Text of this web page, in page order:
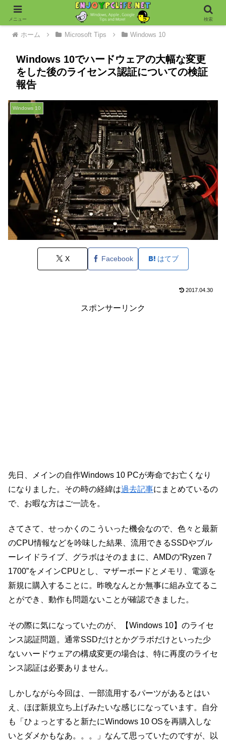
ホーム Microsoft Tips Windows 10
Windows 10でハードウェアの大幅な変更
をした後のライセンス認証についての検証
報告
Windows 10
X Facebook はてブ
2017.04.30
スポンサーリンク
先日、メインの自作Windows 10 PCが寿命でお亡くなり
になりました。その時の経緯は過去記事にまとめているの
で、お暇な方はご一読を。
さてさて、せっかくのこういった機会なので、色々と最新
のCPU情報などを吟味した結果、流用できるSSDやブル
ーレイドライブ、グラボはそのままに、AMDの“Ryzen 7
1700”をメインCPUとし、マザーボードとメモリ、電源を
新規に購入することに。昨晩なんとか無事に組み立てるこ
とができ、動作も問題ないことが確認できました。
その際に気になっていたのが、【Windows 10】のライセ
ンス認証問題。通常SSDだけとかグラボだけといった少
ないハードウェアの構成変更の場合は、特に再度のライセ
ンス認証は必要ありません。
しかしながら今回は、一部流用するパーツがあるとはい
え、ほぼ新規立ち上げみたいな感じになっています。自分
も「ひょっとすると新たにWindows 10 OSを再購入しな
いとダメかもなあ。。。」なんて思っていたのですが、以
メニュー 検索